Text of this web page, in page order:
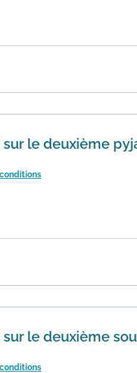
d'obtenir -50% de
sur le deuxième
offre bébé avec -50%
sur le deuxième